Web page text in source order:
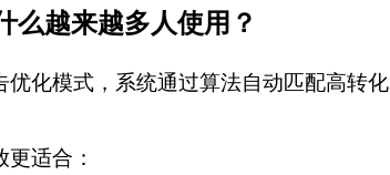
越来越多人使用？
优化模式，系统通过算法自动匹配高转化
适合：